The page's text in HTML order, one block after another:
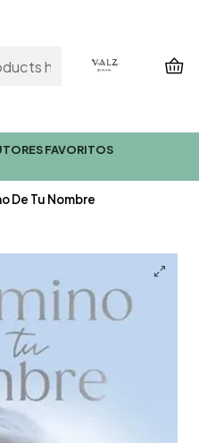
FAVORITOS
De Tu Nombre